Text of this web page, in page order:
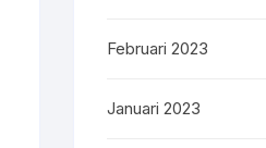
Februari 2023
Januari 2023